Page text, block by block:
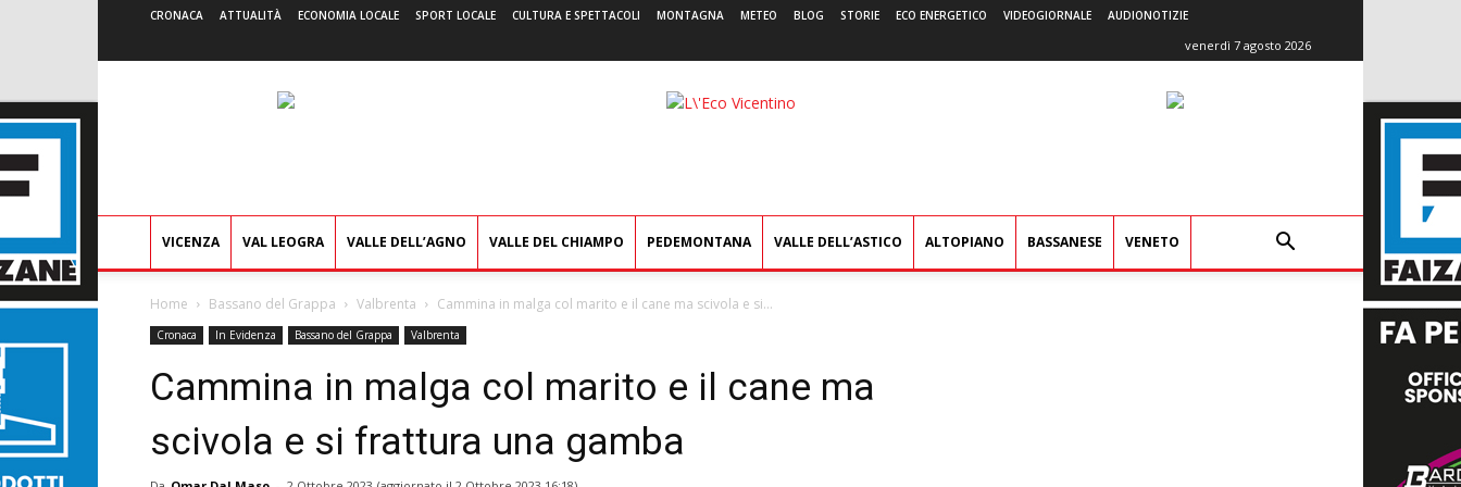
CRONACA ATTUALITÀ ECONOMIA LOCALE SPORT LOCALE CULTURA E SPETTACOLI MONTAGNA METEO BLOG STORIE ECO ENERGETICO VIDEOGIORNALE AUDIONOTIZIE
venerdì 7 agosto 2026
L'Eco
VICENZA VAL LEOGRA VALLE DELL’AGNO VALLE DEL CHIAMPO PEDEMONTANA VALLE DELL’ASTICO ALTOPIANO BASSANESE VENETO
Home Bassano del Grappa Valbrenta Cammina in malga col marito e il cane ma scivola e si...
Cronaca In Evidenza Bassano del Grappa Valbrenta
Cammina in malga col marito e il cane ma
scivola e si frattura una gamba